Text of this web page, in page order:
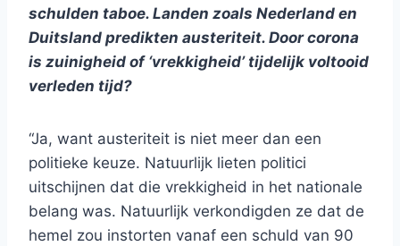
schulden taboe. Landen zoals Nederland en
Duitsland predikten austeriteit. Door corona
is zuinigheid of ‘vrekkigheid’ tijdelijk voltooid
verleden tijd?
“Ja, want austeriteit is niet meer dan een
politieke keuze. Natuurlijk lieten politici
uitschijnen dat die vrekkigheid in het nationale
belang was. Natuurlijk verkondigden ze dat de
hemel zou instorten vanaf een schuld van 90